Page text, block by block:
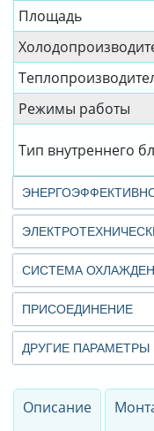
Площадь
Режимы работы
Тип внутреннего
СИСТЕМА
ПРИСОЕДИНЕНИЕ
ДРУГИЕ ПАРАМЕТРЫ
Описание